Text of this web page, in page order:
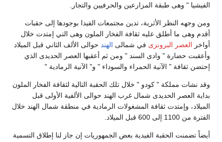
الفيشيا " وهى طبقة المزارعين والحرفيين والتجار.
ومن وجهه النظر الأثرية، تدين مجتمعات الفيدا بوجودها إلى حقبات
أقدم وهى ما أطلق عليه ثقافة الفخار الملون وهى التي إمتدت خلال
أواخر العصر البرونزى في شمالى الهند حوالى الألف الثاني قبل الميلاد
وأعقبت حضارة " وادى السند " ومن ثم أعقبها العصر الحديدى الذي
إحتضن ثقافة " الآنية الحمراء والسوداء " و" الآنية الرمادية "
وقد نشات مملكة " كودو " خلال تلك الحقبة التالية لثقافة الفخار الملون
بداية العصر الحديدى شمال غرب الهند حوالى الألفية الأولى قبل
الميلاد، وإمتدت ثقافة المشغولات الرمادية في منطقة شمال الهند خلال
الفترة من 1100 إلى 600 قبل الميلاد.
أيضاً تضمنت الحقبة الفيدية بعض الجمهوريات إن جاز لنا إطلاق التسمية